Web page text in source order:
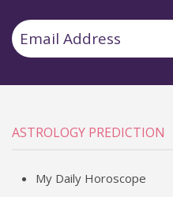
ASTROLOGY PREDICTION
My Daily Horoscope